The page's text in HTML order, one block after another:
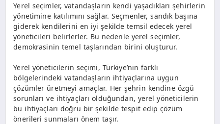
Yerel seçimler, vatandaşların kendi yaşadıkları şehirlerin
yönetimine katılımını sağlar. Seçmenler, sandık başına
giderek kendilerini en iyi şekilde temsil edecek yerel
yöneticileri belirlerler. Bu nedenle yerel seçimler,
demokrasinin temel taşlarından birini oluşturur.
Yerel yöneticilerin seçimi, Türkiye’nin farklı
bölgelerindeki vatandaşların ihtiyaçlarına uygun
çözümler üretmeyi amaçlar. Her şehrin kendine özgü
sorunları ve ihtiyaçları olduğundan, yerel yöneticilerin
bu ihtiyaçları doğru bir şekilde tespit edip çözüm
önerileri sunmaları önem taşır.